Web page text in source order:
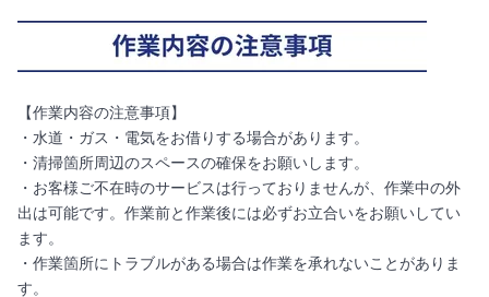
【作業内容の注意事項】
・水道・ガス・電気をお借りする場合があります。
・清掃箇所周辺のスペースの確保をお願いします。
・お客様ご不在時のサービスは行っておりませんが、作業中の外
出は可能です。作業前と作業後には必ずお立合いをお願いしてい
ます。
・作業箇所にトラブルがある場合は作業を承れないことがありま
す。